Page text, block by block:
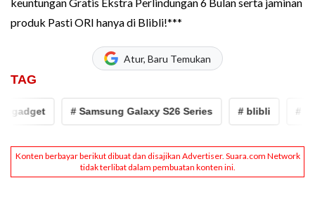
produk Pasti ORI hanya di Blibli!***
Atur, Baru Temukan
TAG
# Samsung Galaxy S26 Series # blibli #